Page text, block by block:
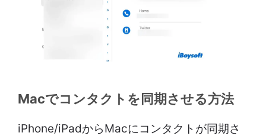
Macでコンタクトを同期させる方法
iPhone/iPadからMacにコンタクトが同期さ